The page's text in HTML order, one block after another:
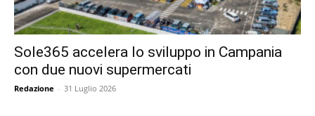
Sole365 accelera lo sviluppo in Campania
con due nuovi supermercati
Redazione - 31 Luglio 2026